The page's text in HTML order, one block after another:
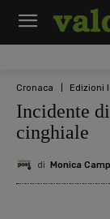
Cronaca Edizioni
Incidente
cinghiale
di Monica